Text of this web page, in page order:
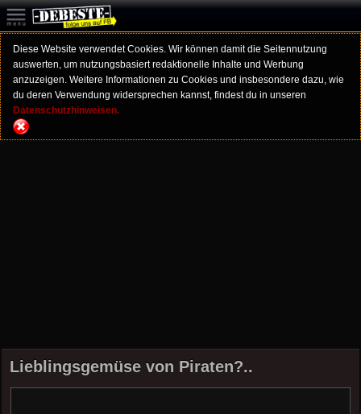
Diese Website verwendet Cookies. Wir können damit die Seitennutzung
auswerten, um nutzungsbasiert redaktionelle Inhalte und Werbung
anzuzeigen. Weitere Informationen zu Cookies und insbesondere dazu, wie
du deren Verwendung widersprechen kannst, findest du in unseren
Datenschutzhinweisen.
Lieblingsgemüse von Piraten?..